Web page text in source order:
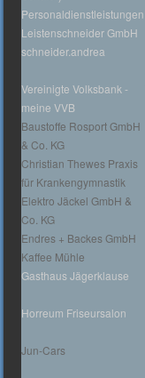
Personaldienstleistungen
Leistenschneider GmbH
schneider.andrea
Vereinigte Volksbank -
meine VVB
Baustoffe Rosport GmbH
& Co. KG
Christian Thewes Praxis
für Krankengymnastik
Elektro Jäckel GmbH &
Co. KG
Endres + Backes GmbH
Kaffee Mühle
Gasthaus Jägerklause
Horreum Friseursalon
Jun-Cars